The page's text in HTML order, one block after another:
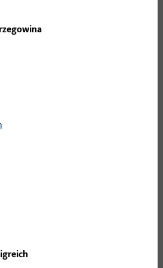
OFFICE im
Eingeloggte Kunden